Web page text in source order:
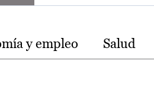
y empleo Salud